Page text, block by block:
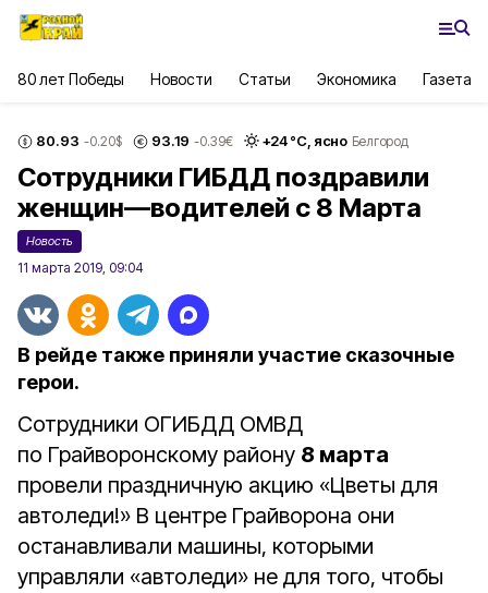
80 лет Победы Новости Статьи Экономика Газета
80.93 -0.20$ 93.19 -0.39€ +24°С, ясно Белгород
Сотрудники ГИБДД поздравили
женщин—водителей с 8 Марта
Новость
11 марта 2019, 09:04
В рейде также приняли участие сказочные
герои.
Сотрудники ОГИБДД ОМВД
по Грайворонскому району 8 марта
провели праздничную акцию «Цветы для
автоледи!» В центре Грайворона они
останавливали машины, которыми
управляли «автоледи» не для того, чтобы